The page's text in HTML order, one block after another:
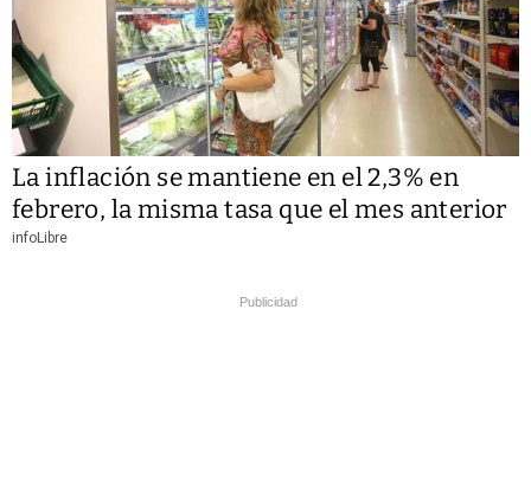
La inflación se mantiene en el 2,3% en
febrero, la misma tasa que el mes anterior
infoLibre
Publicidad